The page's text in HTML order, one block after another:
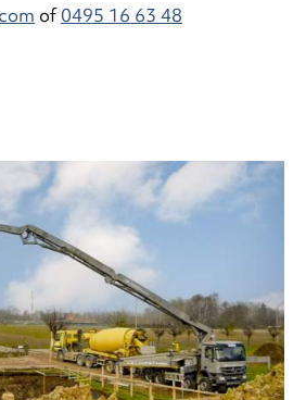
of0495 16 63 48